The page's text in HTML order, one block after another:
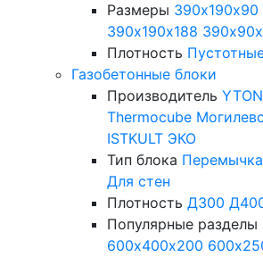
Размеры 390х190х90
390х190х188
Плотность
Газобетонные блоки
Производитель
Thermocube
ISTKULT ЭКО
Тип блока Перемычка
Для стен
Плотность Д300
Популярные разделы
600х400х200